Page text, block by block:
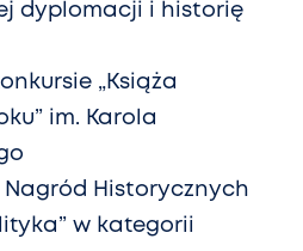
dyplomacji i historię
„Książa
im. Karola
Historycznych
w kategorii